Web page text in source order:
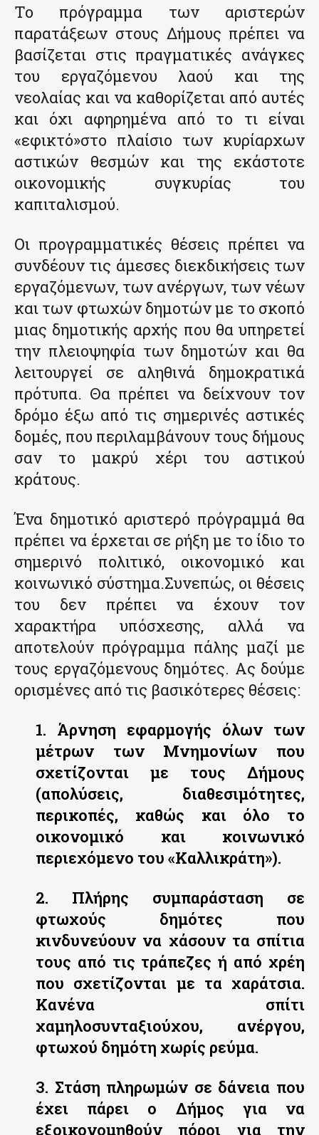
Το πρόγραμμα των αριστερών
παρατάξεων στους Δήμους πρέπει να
βασίζεται στις πραγματικές ανάγκες
του εργαζόμενου λαού και της
νεολαίας και να καθορίζεται από αυτές
και όχι αφηρημένα από το τι είναι
«εφικτό»στο πλαίσιο των κυρίαρχων
αστικών θεσμών και της εκάστοτε
οικονομικής συγκυρίας του
καπιταλισμού.
Οι προγραμματικές θέσεις πρέπει να
συνδέουν τις άμεσες διεκδικήσεις των
εργαζόμενων, των ανέργων, των νέων
και των φτωχών δημοτών με το σκοπό
μιας δημοτικής αρχής που θα υπηρετεί
την πλειοψηφία των δημοτών και θα
λειτουργεί σε αληθινά δημοκρατικά
πρότυπα. Θα πρέπει να δείχνουν τον
δρόμο έξω από τις σημερινές αστικές
δομές, που περιλαμβάνουν τους δήμους
σαν το μακρύ χέρι του αστικού
κράτους.
Ένα δημοτικό αριστερό πρόγραμμά θα
πρέπει να έρχεται σε ρήξη με το ίδιο το
σημερινό πολιτικό, οικονομικό και
κοινωνικό σύστημα.Συνεπώς, οι θέσεις
του δεν πρέπει να έχουν τον
χαρακτήρα υπόσχεσης, αλλά να
αποτελούν πρόγραμμα πάλης μαζί με
τους εργαζόμενους δημότες. Ας δούμε
ορισμένες από τις βασικότερες θέσεις:
1. Άρνηση εφαρμογής όλων των
μέτρων των Μνημονίων που
σχετίζονται με τους Δήμους
(απολύσεις, διαθεσιμότητες,
περικοπές, καθώς και όλο το
οικονομικό και κοινωνικό
περιεχόμενο του «Καλλικράτη»).
2. Πλήρης συμπαράσταση σε
φτωχούς δημότες που
κινδυνεύουν να χάσουν τα σπίτια
τους από τις τράπεζες ή από χρέη
που σχετίζονται με τα χαράτσια.
Κανένα σπίτι
χαμηλοσυνταξιούχου, ανέργου,
φτωχού δημότη χωρίς ρεύμα.
3. Στάση πληρωμών σε δάνεια που
έχει πάρει ο Δήμος για να
εξοικονομηθούν πόροι για την